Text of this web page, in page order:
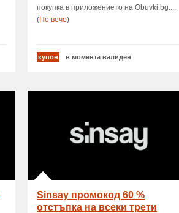
покупка в приложението на Obuvki.bg....
(Пo вече)
купон в момента валиден
Sinsay промокод 60 %
отстъпка на всеки трети